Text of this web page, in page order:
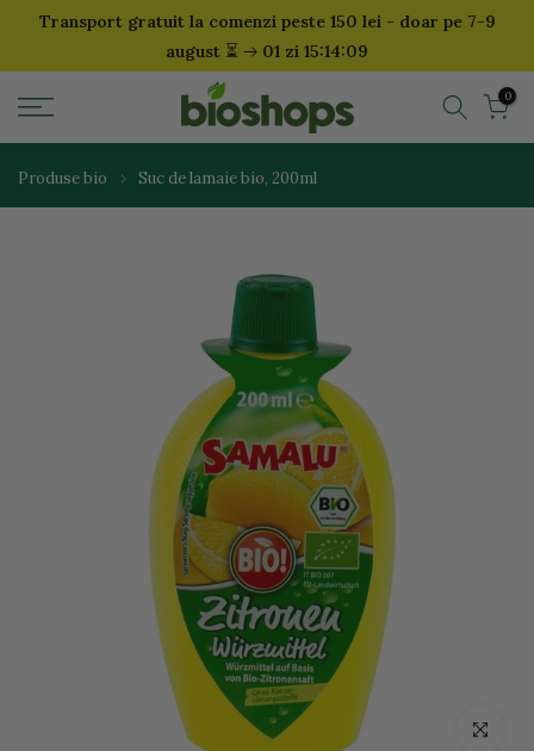
SariTransport gratuit la comenzi peste 150 lei - doar pe 7-9
august ⏳ 01 zi 15:14:09
0
Produse bio Suc de lamaie bio, 200ml
Click